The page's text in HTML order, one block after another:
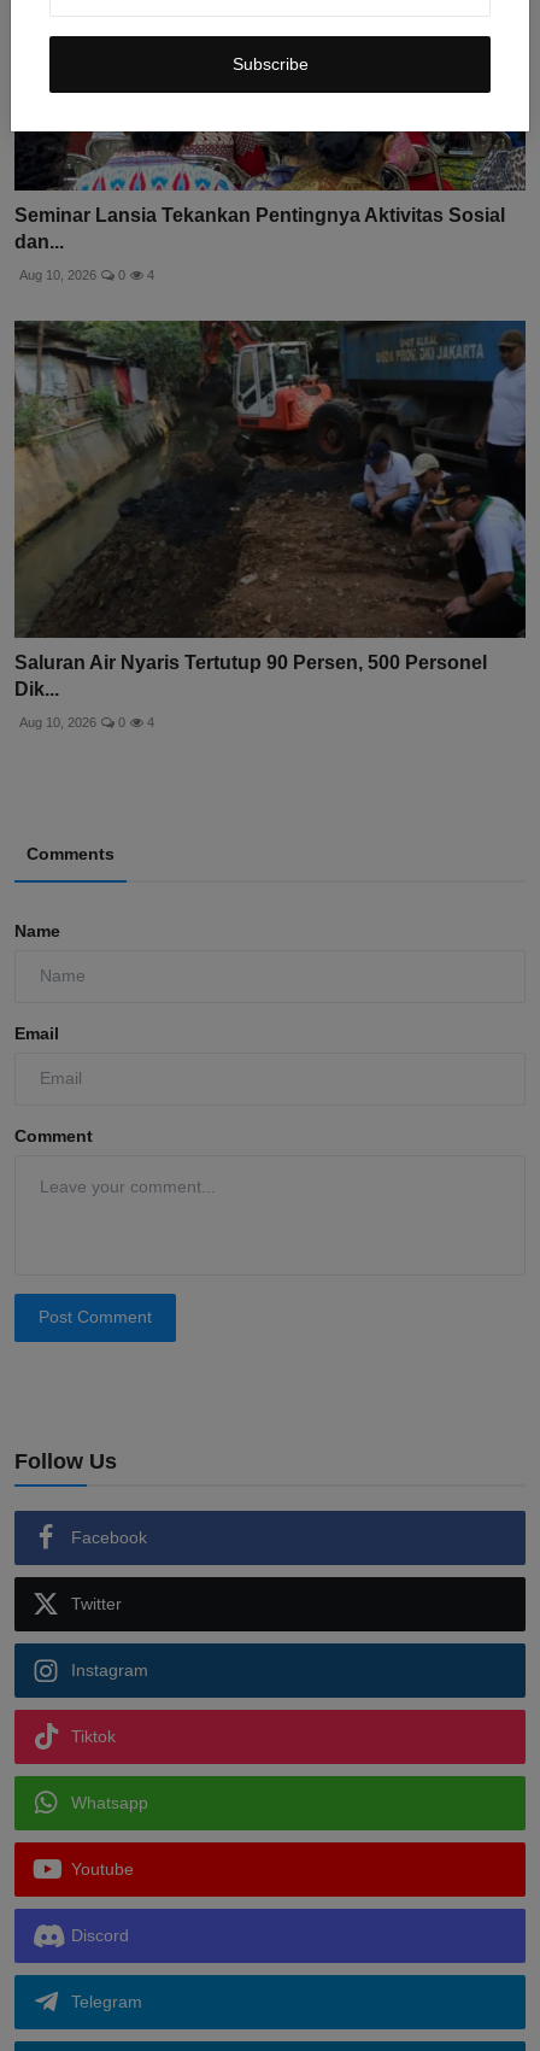
Subscribe
Seminar Lansia Tekankan Pentingnya Aktivitas Sosial
dan...
Aug 10, 2026 0 4
Saluran Air Nyaris Tertutup 90 Persen, 500 Personel
Dik...
Aug 10, 2026 0 4
Comments
Name
Email
Comment
Post Comment
Follow Us
Facebook
Twitter
Instagram
Tiktok
Whatsapp
Youtube
Discord
Telegram